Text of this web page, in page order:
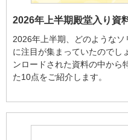
2026年上半期殿堂入り資
2026年上半期、どのようなソ
に注目が集まっていたのでし
ンロードされた資料の中から
た10点をご紹介します。